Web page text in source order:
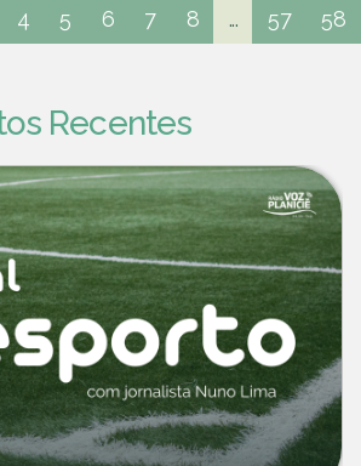
4 5 6 7 8 ... 57 58
Recentes